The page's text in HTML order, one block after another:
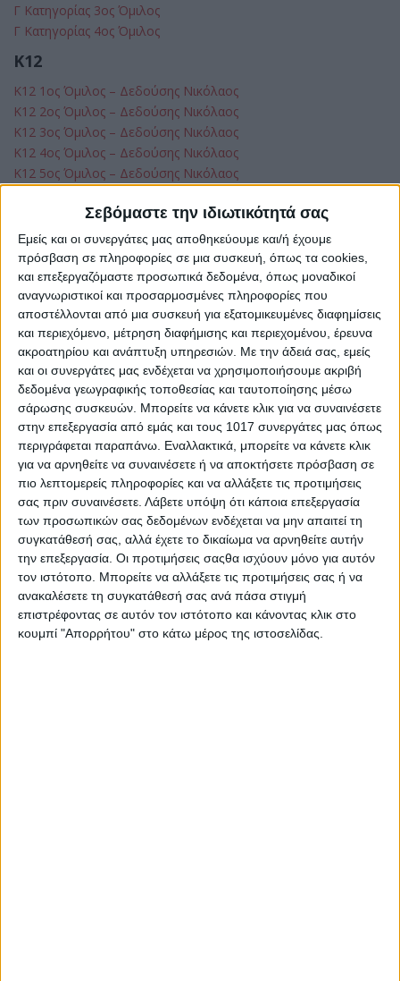
Σεβόμαστε την ιδιωτικότητά σας
Εμείς και οι συνεργάτες μας αποθηκεύουμε και/ή έχουμε
πρόσβαση σε πληροφορίες σε μια συσκευή, όπως τα cookies,
και επεξεργαζόμαστε προσωπικά δεδομένα, όπως μοναδικοί
αναγνωριστικοί και προσαρμοσμένες πληροφορίες που
αποστέλλονται από μια συσκευή για εξατομικευμένες διαφημίσεις
και περιεχόμενο, μέτρηση διαφήμισης και περιεχομένου, έρευνα
ακροατηρίου και ανάπτυξη υπηρεσιών. Με την άδειά σας, εμείς
και οι συνεργάτες μας ενδέχεται να χρησιμοποιήσουμε ακριβή
δεδομένα γεωγραφικής τοποθεσίας και ταυτοποίησης μέσω
σάρωσης συσκευών. Μπορείτε να κάνετε κλικ για να συναινέσετε
στην επεξεργασία από εμάς και τους 1017 συνεργάτες μας όπως
περιγράφεται παραπάνω. Εναλλακτικά, μπορείτε να κάνετε κλικ
για να αρνηθείτε να συναινέσετε ή να αποκτήσετε πρόσβαση σε
πιο λεπτομερείς πληροφορίες και να αλλάξετε τις προτιμήσεις
σας πριν συναινέσετε. Λάβετε υπόψη ότι κάποια επεξεργασία
των προσωπικών σας δεδομένων ενδέχεται να μην απαιτεί τη
συγκατάθεσή σας, αλλά έχετε το δικαίωμα να αρνηθείτε αυτήν
την επεξεργασία. Οι προτιμήσεις σαςθα ισχύουν μόνο για αυτόν
τον ιστότοπο. Μπορείτε να αλλάξετε τις προτιμήσεις σας ή να
ανακαλέσετε τη συγκατάθεσή σας ανά πάσα στιγμή
επιστρέφοντας σε αυτόν τον ιστότοπο και κάνοντας κλικ στο
κουμπί "Απορρήτου" στο κάτω μέρος της ιστοσελίδας.
Γ Κατηγορίας 3ος Όμιλος
Γ Κατηγορίας 4ος Όμιλος
Κ12
Κ12 1ος Όμιλος – Δεδούσης Νικόλαος
Κ12 2ος Όμιλος – Δεδούσης Νικόλαος
Κ12 3ος Όμιλος – Δεδούσης Νικόλαος
Κ12 4ος Όμιλος – Δεδούσης Νικόλαος
Κ12 5ος Όμιλος – Δεδούσης Νικόλαος
Κ12 7ος Όμιλος – Δεδούσης Νικόλαος
Κ12 8ος Όμιλος – Δεδούσης Νικόλαος
Κ14
Κ14 1ος Όμιλος – Αλεξανδρής Χαρίλαος
Κ14 2ος Όμιλος – Αλεξανδρής Χαρίλαος
Κ14 3ος Όμιλος – Αλεξανδρής Χαρίλαος
Κ14 4ος Όμιλος – Αλεξανδρής Χαρίλαος
Κ14 5ος Όμιλος – Αλεξανδρής Χαρίλαος
Κ14 6ος Όμιλος – Αλεξανδρής Χαρίλαος
Κ14 7ος Όμιλος – Αλεξανδρής Χαρίλαος
Κ16
Κ16 1ος Όμιλος – Γκάβαλης Δημήτρης
Κ16 2ος Όμιλος – Γκάβαλης Δημήτρης
Κ16 3ος Όμιλος – Γκάβαλης Δημήτρης
Share
Share Post Email Print